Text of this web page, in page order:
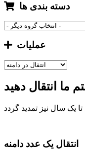
دسته بندی ها
عملیات
ما انتقال دهید
انتقال یک عدد دامنه